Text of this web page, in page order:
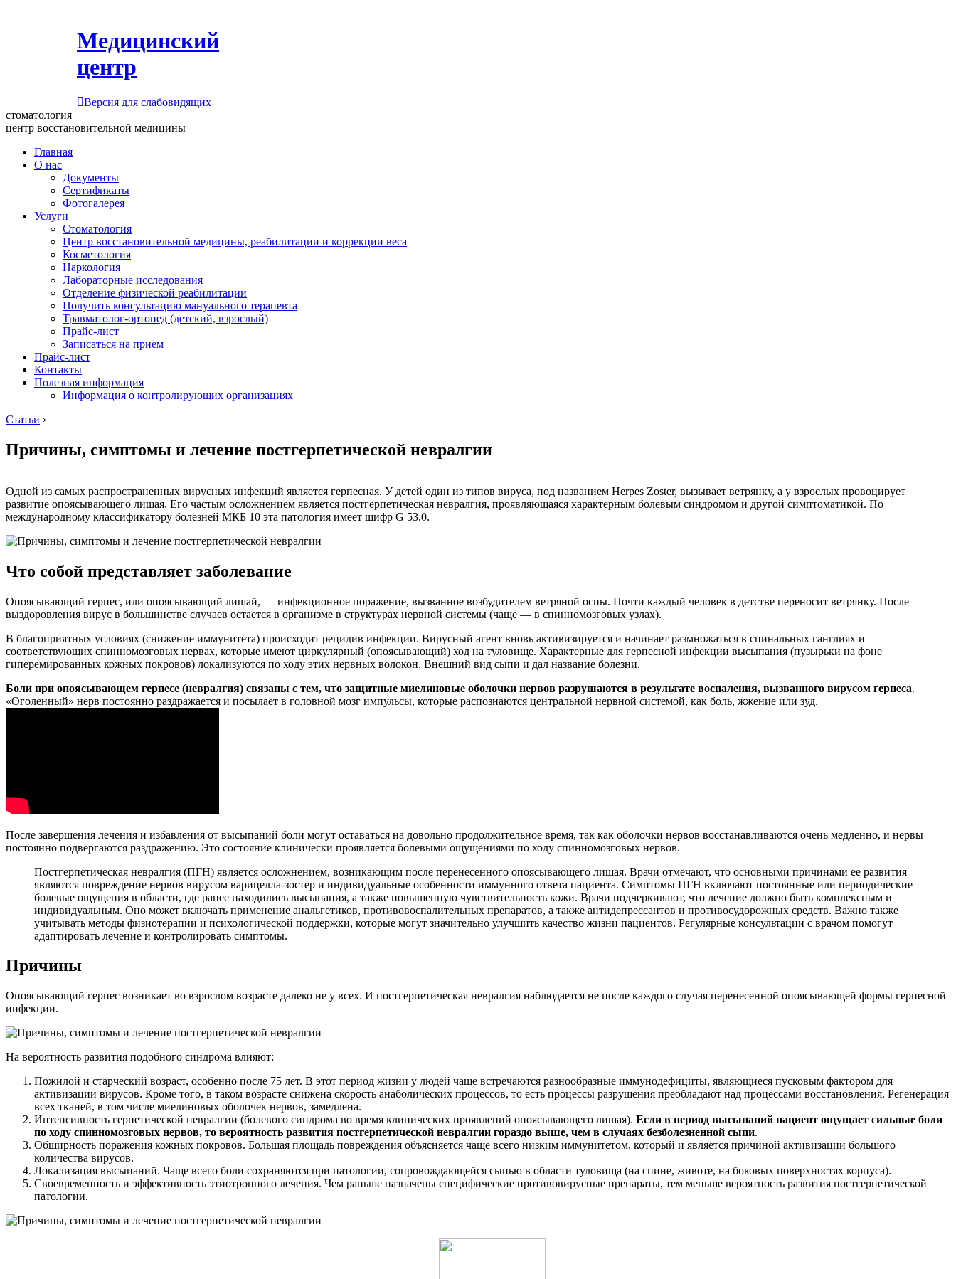
Медицинский
центр
Версия для слабовидящих
стоматология
центр восстановительной медицины
Главная
О нас
Документы
Сертификаты
Фотогалерея
Услуги
Стоматология
Центр восстановительной медицины, реабилитации и коррекции веса
Косметология
Наркология
Лабораторные исследования
Отделение физической реабилитации
Получить консультацию мануального терапевта
Травматолог-ортопед (детский, взрослый)
Прайс-лист
Записаться на прием
Прайс-лист
Контакты
Полезная информация
Информация о контролирующих организациях
Статьи ›
Причины, симптомы и лечение постгерпетической невралгии
Одной из самых распространенных вирусных инфекций является герпесная. У детей один из типов вируса, под названием Herpes Zoster, вызывает ветрянку, а у взрослых провоцирует
развитие опоясывающего лишая. Его частым осложнением является постгерпетическая невралгия, проявляющаяся характерным болевым синдромом и другой симптоматикой. По
международному классификатору болезней МКБ 10 эта патология имеет шифр G 53.0.
Что собой представляет заболевание
Опоясывающий герпес, или опоясывающий лишай, — инфекционное поражение, вызванное возбудителем ветряной оспы. Почти каждый человек в детстве переносит ветрянку. После
выздоровления вирус в большинстве случаев остается в организме в структурах нервной системы (чаще — в спинномозговых узлах).
В благоприятных условиях (снижение иммунитета) происходит рецидив инфекции. Вирусный агент вновь активизируется и начинает размножаться в спинальных ганглиях и
соответствующих спинномозговых нервах, которые имеют циркулярный (опоясывающий) ход на туловище. Характерные для герпесной инфекции высыпания (пузырьки на фоне
гиперемированных кожных покровов) локализуются по ходу этих нервных волокон. Внешний вид сыпи и дал название болезни.
Боли при опоясывающем герпесе (невралгия) связаны с тем, что защитные миелиновые оболочки нервов разрушаются в результате воспаления, вызванного вирусом герпеса.
«Оголенный» нерв постоянно раздражается и посылает в головной мозг импульсы, которые распознаются центральной нервной системой, как боль, жжение или зуд.
После завершения лечения и избавления от высыпаний боли могут оставаться на довольно продолжительное время, так как оболочки нервов восстанавливаются очень медленно, и нервы
постоянно подвергаются раздражению. Это состояние клинически проявляется болевыми ощущениями по ходу спинномозговых нервов.
Постгерпетическая невралгия (ПГН) является осложнением, возникающим после перенесенного опоясывающего лишая. Врачи отмечают, что основными причинами ее развития
являются повреждение нервов вирусом варицелла-зостер и индивидуальные особенности иммунного ответа пациента. Симптомы ПГН включают постоянные или периодические
болевые ощущения в области, где ранее находились высыпания, а также повышенную чувствительность кожи. Врачи подчеркивают, что лечение должно быть комплексным и
индивидуальным. Оно может включать применение анальгетиков, противовоспалительных препаратов, а также антидепрессантов и противосудорожных средств. Важно также
учитывать методы физиотерапии и психологической поддержки, которые могут значительно улучшить качество жизни пациентов. Регулярные консультации с врачом помогут
адаптировать лечение и контролировать симптомы.
Причины
Опоясывающий герпес возникает во взрослом возрасте далеко не у всех. И постгерпетическая невралгия наблюдается не после каждого случая перенесенной опоясывающей формы герпесной
инфекции.
На вероятность развития подобного синдрома влияют:
Пожилой и старческий возраст, особенно после 75 лет. В этот период жизни у людей чаще встречаются разнообразные иммунодефициты, являющиеся пусковым фактором для
активизации вирусов. Кроме того, в таком возрасте снижена скорость анаболических процессов, то есть процессы разрушения преобладают над процессами восстановления. Регенерация
всех тканей, в том числе миелиновых оболочек нервов, замедлена.
Интенсивность герпетической невралгии (болевого синдрома во время клинических проявлений опоясывающего лишая). Если в период высыпаний пациент ощущает сильные боли
по ходу спинномозговых нервов, то вероятность развития постгерпетической невралгии гораздо выше, чем в случаях безболезненной сыпи.
Обширность поражения кожных покровов. Большая площадь повреждения объясняется чаще всего низким иммунитетом, который и является причиной активизации большого
количества вирусов.
Локализация высыпаний. Чаще всего боли сохраняются при патологии, сопровождающейся сыпью в области туловища (на спине, животе, на боковых поверхностях корпуса).
Своевременность и эффективность этиотропного лечения. Чем раньше назначены специфические противовирусные препараты, тем меньше вероятность развития постгерпетической
патологии.